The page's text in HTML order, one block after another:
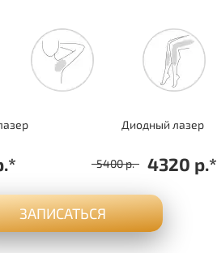
Диодный лазер
5400 р. 4320 р.*
ЗАПИСАТЬСЯ